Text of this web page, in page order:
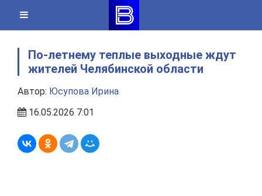
content
По-летнему теплые выходные ждут
жителей Челябинской области
Автор: Юсупова Ирина
16.05.2026 7:01